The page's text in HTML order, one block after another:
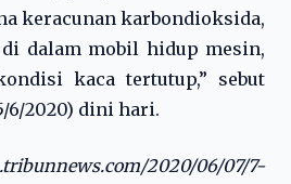
keracunan karbondioksida,
dalam mobil hidup mesin,
kaca tertutup,” sebut
6/2020) dini hari.
2020/06/07/7-